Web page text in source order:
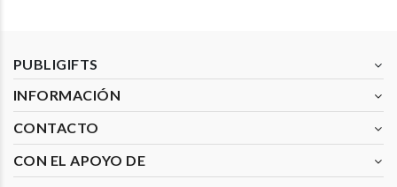
PUBLIGIFTS
INFORMACIÓN
CONTACTO
CON EL APOYO DE